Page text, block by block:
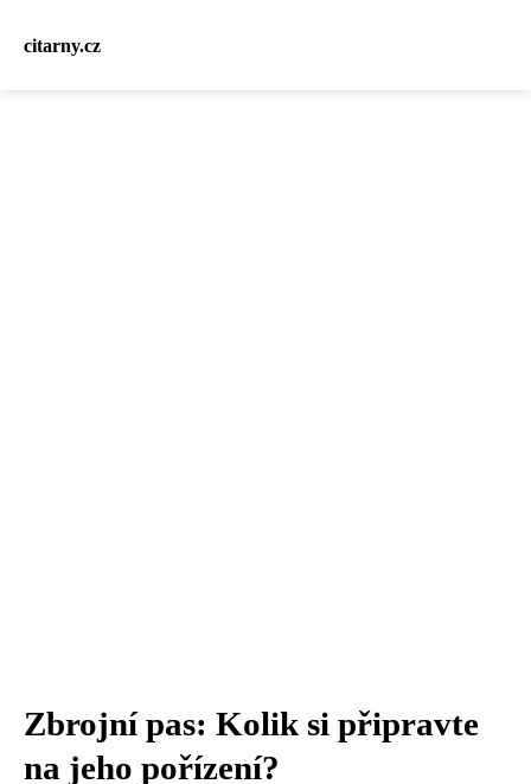
citarny.cz
Zbrojní pas: Kolik si připravte
na jeho pořízení?